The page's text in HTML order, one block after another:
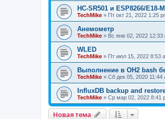
HC-SR501 и ESP8266/E18-
TechMike » Пт окт 21, 2022 1:25
Анемометр
TechMike » Вс янв 02, 2022 12:33
WLED
TechMike » Пт июл 15, 2022 8:53
Выполнение в OH2 bash
TechMike » Сб дек 05, 2020 11:44
InfluxDB backup and
TechMike » Ср мар 02, 2022 8:41
Новая тема